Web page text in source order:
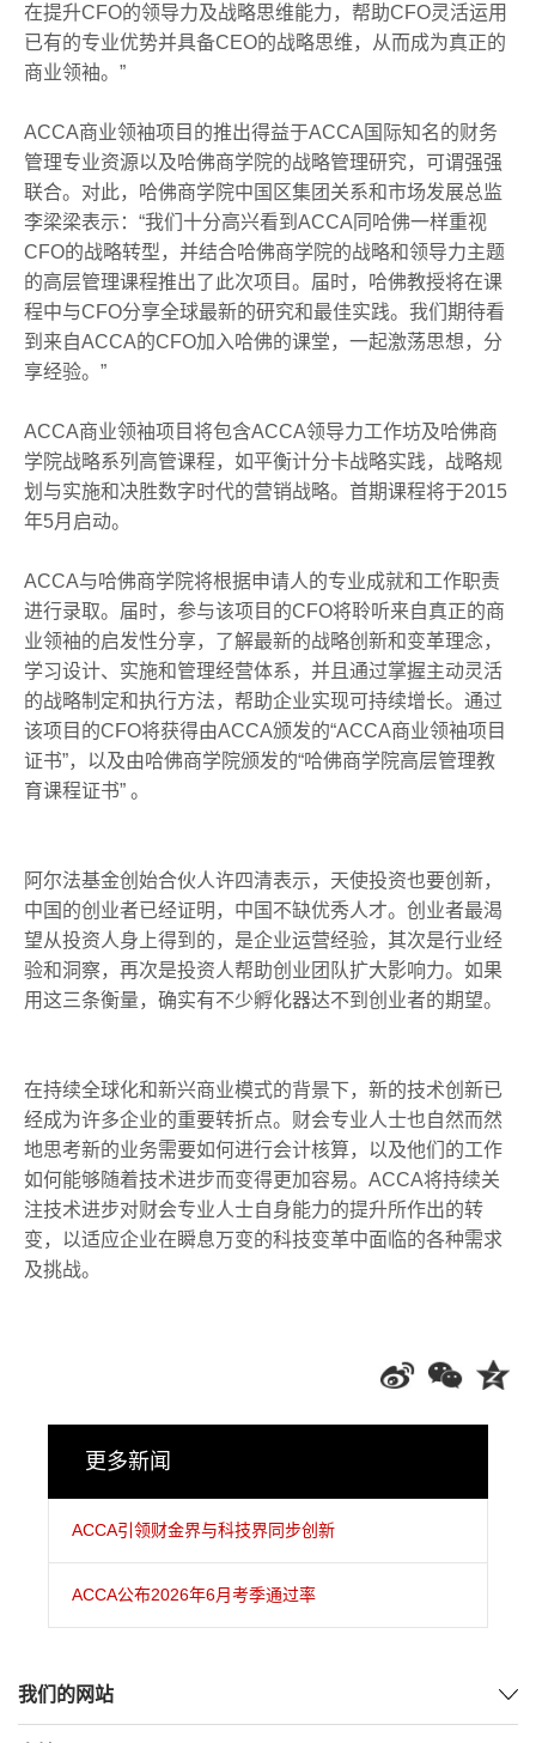
在提升CFO的领导力及战略思维能力，帮助CFO灵活运用
已有的专业优势并具备CEO的战略思维，从而成为真正的
商业领袖。”
ACCA商业领袖项目的推出得益于ACCA国际知名的财务
管理专业资源以及哈佛商学院的战略管理研究，可谓强强
联合。对此，哈佛商学院中国区集团关系和市场发展总监
李梁梁表示：“我们十分高兴看到ACCA同哈佛一样重视
CFO的战略转型，并结合哈佛商学院的战略和领导力主题
的高层管理课程推出了此次项目。届时，哈佛教授将在课
程中与CFO分享全球最新的研究和最佳实践。我们期待看
到来自ACCA的CFO加入哈佛的课堂，一起激荡思想，分
享经验。”
ACCA商业领袖项目将包含ACCA领导力工作坊及哈佛商
学院战略系列高管课程，如平衡计分卡战略实践，战略规
划与实施和决胜数字时代的营销战略。首期课程将于2015
年5月启动。
ACCA与哈佛商学院将根据申请人的专业成就和工作职责
进行录取。届时，参与该项目的CFO将聆听来自真正的商
业领袖的启发性分享，了解最新的战略创新和变革理念，
学习设计、实施和管理经营体系，并且通过掌握主动灵活
的战略制定和执行方法，帮助企业实现可持续增长。通过
该项目的CFO将获得由ACCA颁发的“ACCA商业领袖项目
证书”，以及由哈佛商学院颁发的“哈佛商学院高层管理教
育课程证书” 。
阿尔法基金创始合伙人许四清表示，天使投资也要创新，
中国的创业者已经证明，中国不缺优秀人才。创业者最渴
望从投资人身上得到的，是企业运营经验，其次是行业经
验和洞察，再次是投资人帮助创业团队扩大影响力。如果
用这三条衡量，确实有不少孵化器达不到创业者的期望。
在持续全球化和新兴商业模式的背景下，新的技术创新已
经成为许多企业的重要转折点。财会专业人士也自然而然
地思考新的业务需要如何进行会计核算，以及他们的工作
如何能够随着技术进步而变得更加容易。ACCA将持续关
注技术进步对财会专业人士自身能力的提升所作出的转
变，以适应企业在瞬息万变的科技变革中面临的各种需求
及挑战。
更多新闻
ACCA引领财金界与科技界同步创新
ACCA公布2026年6月考季通过率
我们的网站